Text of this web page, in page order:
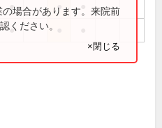
● ●
●
場合があります。来院前
ください。
×閉じる